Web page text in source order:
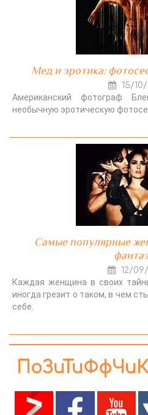
Мед и эротика:
15/10/
Американский фотограф
необычную эротическую
Самые популярные
12/
Каждая женщина в своих
иногда грезит о таком, в чем
себе.